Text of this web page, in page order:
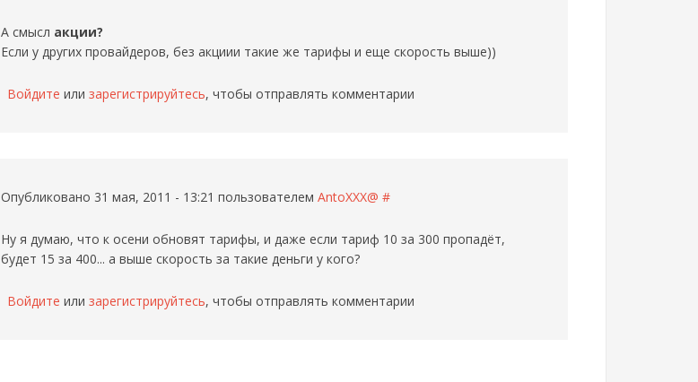
А смысл акции?
Если у других провайдеров, без акциии такие же тарифы и еще скорость выше))
Войдите или зарегистрируйтесь, чтобы отправлять комментарии
Опубликовано 31 мая, 2011 - 13:21 пользователем AntoXXX@ #
Ну я думаю, что к осени обновят тарифы, и даже если тариф 10 за 300 пропадёт,
будет 15 за 400... а выше скорость за такие деньги у кого?
Войдите или зарегистрируйтесь, чтобы отправлять комментарии